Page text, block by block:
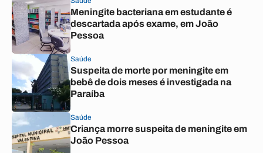
Meningite bacteriana em estudante é
descartada após exame, em João
Pessoa
Saúde
Suspeita de morte por meningite em
bebê de dois meses é investigada na
Paraíba
Saúde
Criança morre suspeita de meningite em
João Pessoa